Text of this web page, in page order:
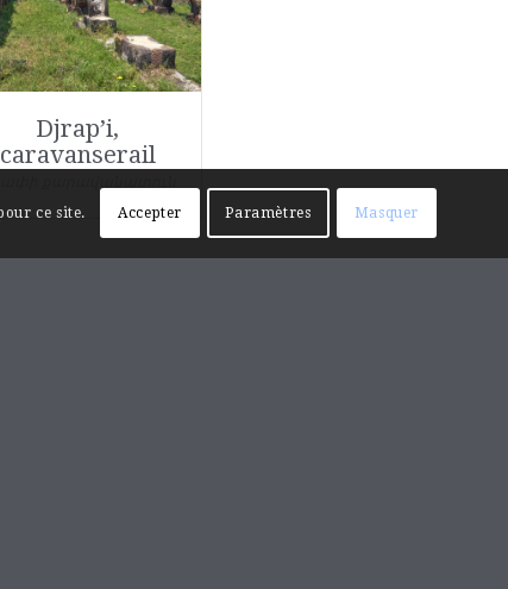
Djrap’i,
caravanserail
ce site. Accepter Paramètres Masquer